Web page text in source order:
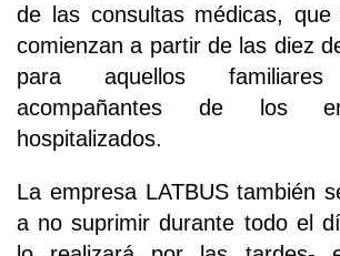
de las consultas médicas, que
comienzan a partir de las diez
para aquellos
acompañantes de los
hospitalizados.
La empresa LATBUS también
a no suprimir durante todo el